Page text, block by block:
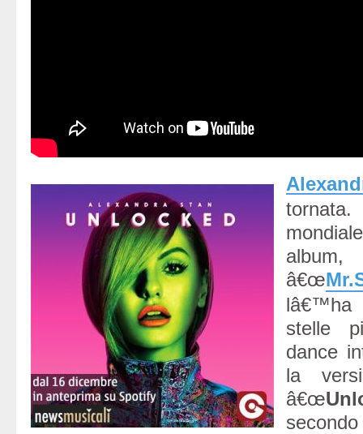
tornata.
album,
â€œMr.
stelle
dance
la
â€œ